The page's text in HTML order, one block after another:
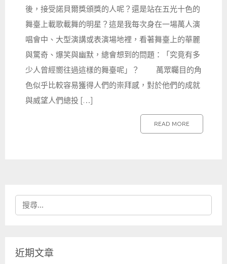
後，接受諾貝爾獎頒獎的人呢？還是站在五光十色的
舞臺上載歌載舞的明星？這是我每次身在一場萬人演
唱會中、大型演講或表演場地裡，看著舞臺上的華麗
與驚奇、爆笑與幽默，總會想到的問題：「究竟有多
少人曾經嚮往過這樣的舞臺呢」？ 萬眾矚目的角
色似乎比較容易獲得人們的崇拜感，對於他們的成就
與威望人們總投 […]
READ MORE
搜
尋
字:
近期文章